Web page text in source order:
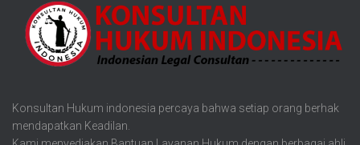
Konsultan Hukum indonesia percaya bahwa setiap orang berhak
mendapatkan Keadilan.